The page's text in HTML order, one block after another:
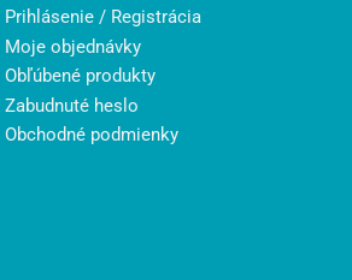
Prihlásenie / Registrácia
Moje objednávky
Obľúbené produkty
Zabudnuté heslo
Obchodné podmienky